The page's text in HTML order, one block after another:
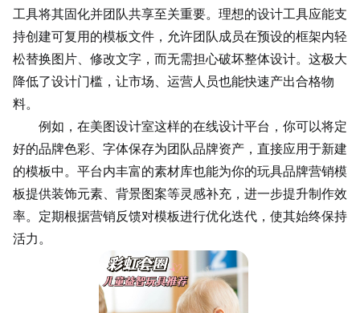
工具将其固化并团队共享至关重要。理想的设计工具应能支
持创建可复用的模板文件，允许团队成员在预设的框架内轻
松替换图片、修改文字，而无需担心破坏整体设计。这极大
降低了设计门槛，让市场、运营人员也能快速产出合格物
料。
例如，在美图设计室这样的在线设计平台，你可以将定
好的品牌色彩、字体保存为团队品牌资产，直接应用于新建
的模板中。平台内丰富的素材库也能为你的玩具品牌营销模
板提供装饰元素、背景图案等灵感补充，进一步提升制作效
率。定期根据营销反馈对模板进行优化迭代，使其始终保持
活力。